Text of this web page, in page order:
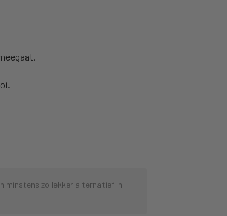
minstens zo lekker alternatief in